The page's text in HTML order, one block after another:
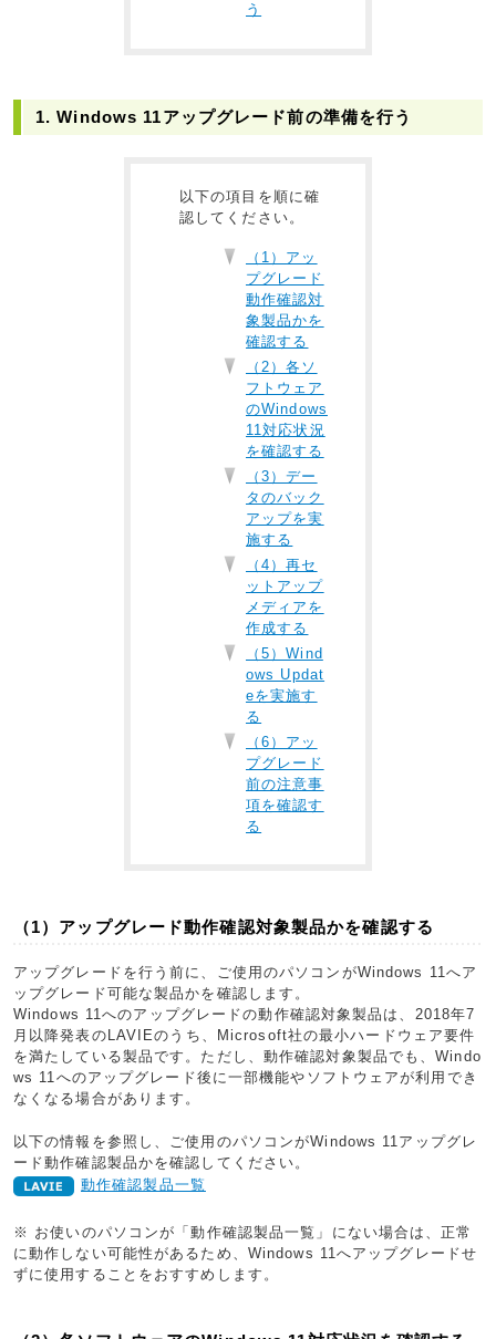
う
1. Windows 11アップグレード前の準備を行う
以下の項目を順に確
認してください。
（1）アッ
プグレード
動作確認対
象製品かを
確認する
（2）各ソ
フトウェア
のWindows
11対応状況
を確認する
（3）デー
タのバック
アップを実
施する
（4）再セ
ットアップ
メディアを
作成する
（5）Wind
ows Updat
eを実施す
る
（6）アッ
プグレード
前の注意事
項を確認す
る
（1）アップグレード動作確認対象製品かを確認する
アップグレードを行う前に、ご使用のパソコンがWindows 11へア
ップグレード可能な製品かを確認します。
Windows 11へのアップグレードの動作確認対象製品は、2018年7
月以降発表のLAVIEのうち、Microsoft社の最小ハードウェア要件
を満たしている製品です。ただし、動作確認対象製品でも、Windo
ws 11へのアップグレード後に一部機能やソフトウェアが利用でき
なくなる場合があります。
以下の情報を参照し、ご使用のパソコンがWindows 11アップグレ
ード動作確認製品かを確認してください。
動作確認製品一覧
※ お使いのパソコンが「動作確認製品一覧」にない場合は、正常
に動作しない可能性があるため、Windows 11へアップグレードせ
ずに使用することをおすすめします。